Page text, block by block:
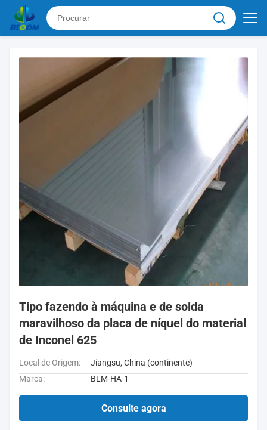
Tipo fazendo à máquina e de solda
maravilhoso da placa de níquel do material
de Inconel 625
Local de Origem:
Jiangsu, China (continente)
Marca:
BLM-HA-1
Consulte agora